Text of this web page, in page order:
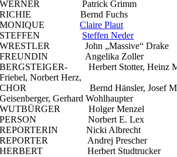
WERNER Patrick Grimm
RICHIE Bernd Fuchs
MONIQUEClaire Plaut
STEFFEN Steffen Neder
WRESTLER John „Massive“ Drake
FREUNDIN Angelika Zoller
BERGSTEIGER- Herbert Stotter, Heinz
Friebel, Norbert Herz,
CHOR Bernd Hänsler, Josef M.
Geisenberger, Gerhard Wohlhaupter
WUTBÜRGER Holger Menzel
PERSON Norbert E. Lex
REPORTERIN Nicki Albrecht
REPORTER Andrej Prescher
HERBERT Herbert Studtrucker